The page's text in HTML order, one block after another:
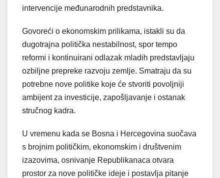
intervencije međunarodnih predstavnika.
Govoreći o ekonomskim prilikama, istakli su da
dugotrajna politička nestabilnost, spor tempo
reformi i kontinuirani odlazak mladih predstavljaju
ozbiljne prepreke razvoju zemlje. Smatraju da su
potrebne nove politike koje će stvoriti povoljniji
ambijent za investicije, zapošljavanje i ostanak
stručnog kadra.
U vremenu kada se Bosna i Hercegovina suočava
s brojnim političkim, ekonomskim i društvenim
izazovima, osnivanje Republikanaca otvara
prostor za nove političke ideje i postavlja pitanje